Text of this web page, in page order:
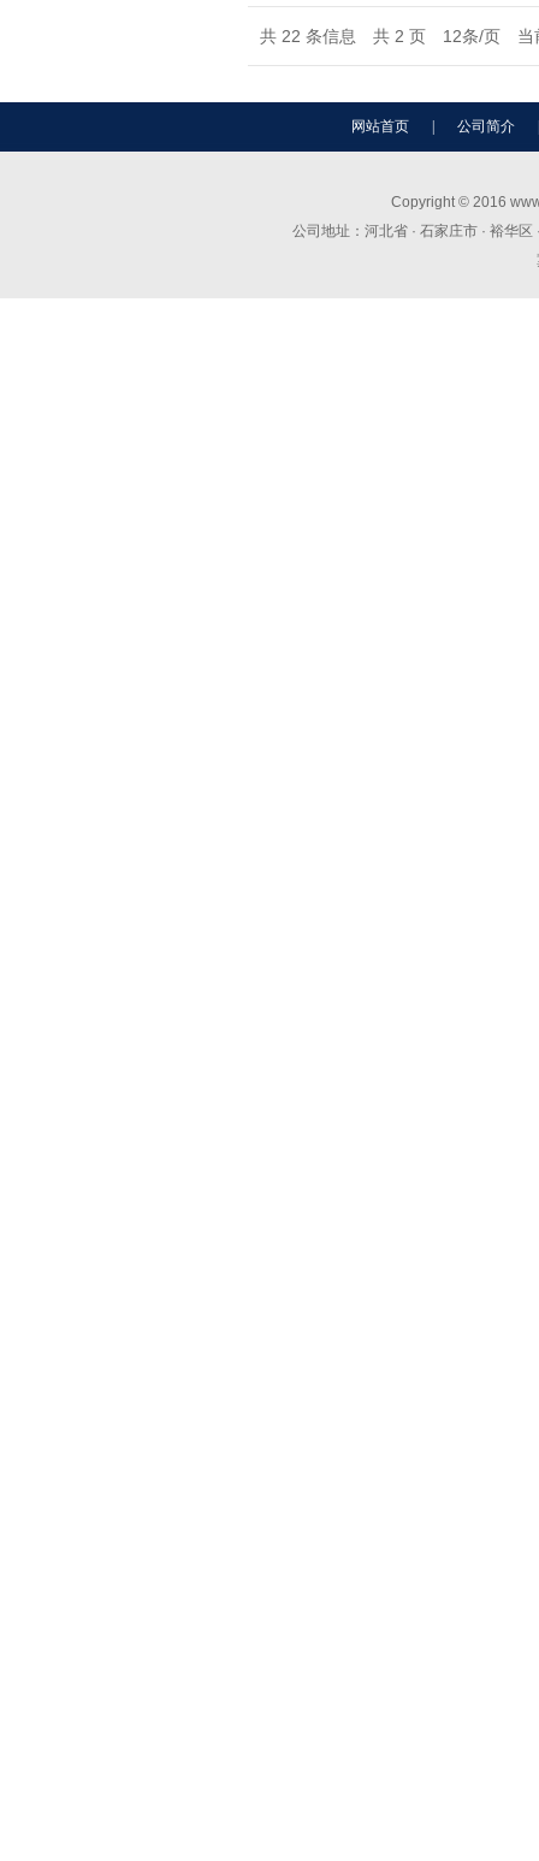
共 22 条信息 共 2 页 12条/页 当
网站首页 公司简介
Copyright © 2016
公司地址：河北省 · 石家庄市 · 裕